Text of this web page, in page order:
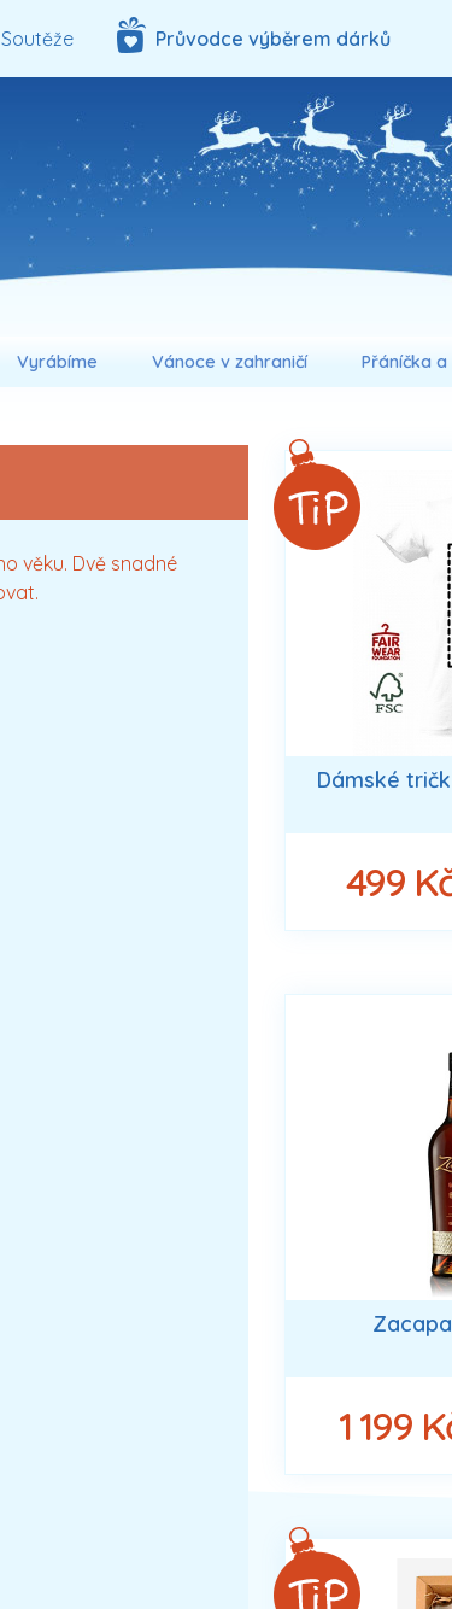
Soutěže Průvodce výběrem dárků
Vyrábíme Vánoce v zahraničí Přáníčka a
věku. Dvě snadné
Dámské
499
1 199